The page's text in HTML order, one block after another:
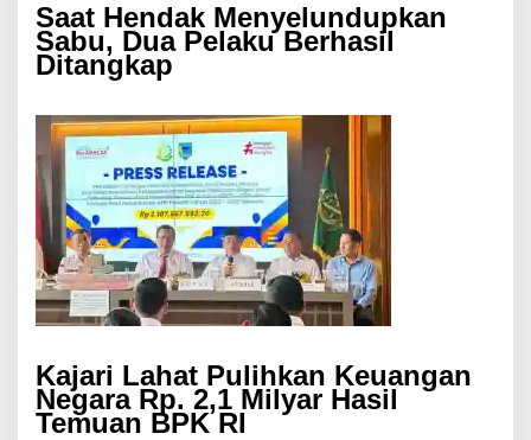
Saat Hendak Menyelundupkan
Sabu, Dua Pelaku Berhasil
Ditangkap
Kajari Lahat Pulihkan Keuangan
Negara Rp. 2,1 Milyar Hasil
Temuan BPK RI